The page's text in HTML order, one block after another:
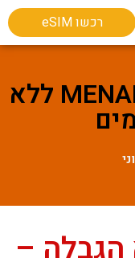
רכשו eSIM
חבילת גלישה לMENALINK ללא